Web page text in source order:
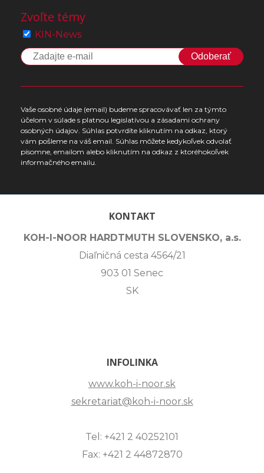
Zvoľte témy
KIN-News
Odoberať
Vaše osobné údaje (email) budeme spracovávať len za týmto
účelom v súlade s platnou legislatívou a zásadami ochrany
osobných údajov. Súhlas potvrdíte kliknutím na odkaz, ktorý
vám pošleme na váš email. Súhlas môžete kedykoľvek odvolať
písomne, emailom alebo kliknutím na odkaz z ktoréhokoľvek
informačného emailu.
KONTAKT
KOH-I-NOOR HARDTMUTH SLOVENSKO, a.s.
Diaľničná cesta 4564/21
903 01 Senec
SK
INFOLINKA
www.koh-i-noor.sk
sekretariat@koh-i-noor.sk
Tel: +421 2 40252101
Fax: +421 2 44872870